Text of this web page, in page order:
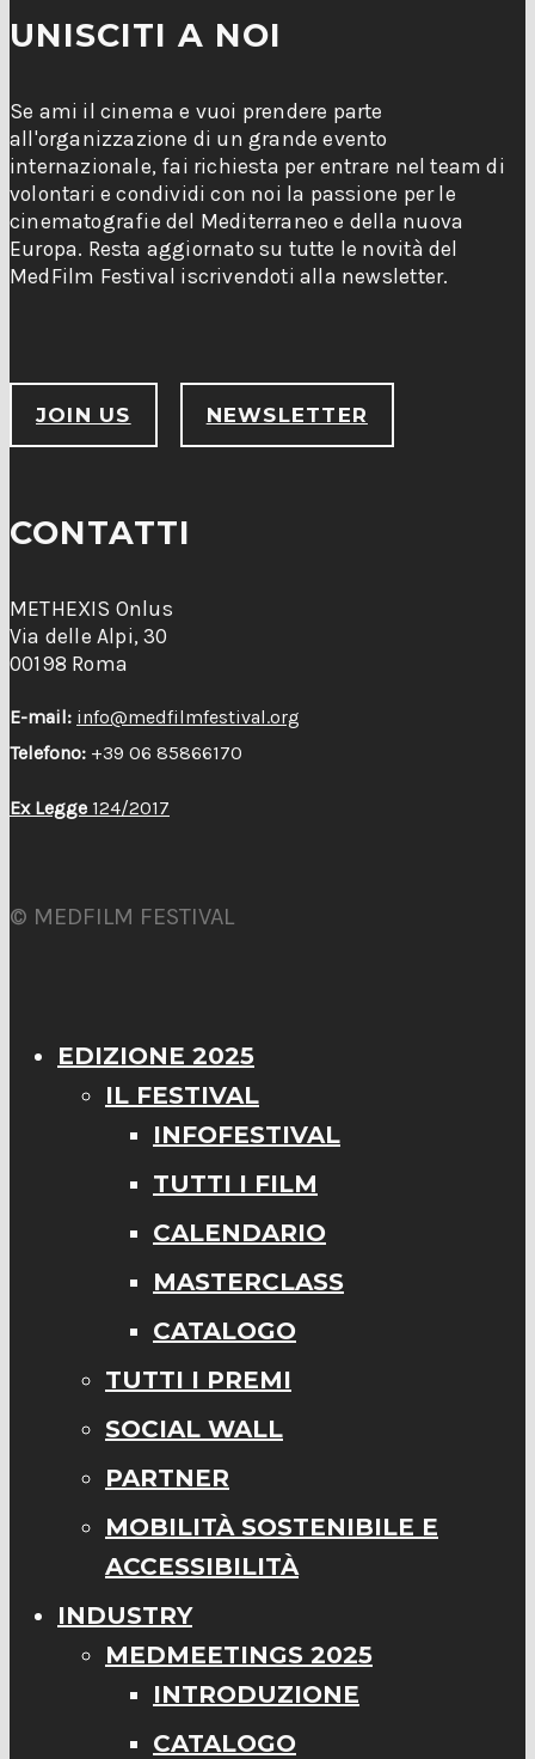
UNISCITI A NOI
Se ami il cinema e vuoi prendere parte
all'organizzazione di un grande evento
internazionale, fai richiesta per entrare nel team di
volontari e condividi con noi la passione per le
cinematografie del Mediterraneo e della nuova
Europa. Resta aggiornato su tutte le novità del
MedFilm Festival iscrivendoti alla newsletter.
JOIN US NEWSLETTER
CONTATTI
METHEXIS Onlus
Via delle Alpi, 30
00198 Roma
E-mail: info@medfilmfestival.org
Telefono: +39 06 85866170
Ex Legge 124/2017
© MEDFILM FESTIVAL
EDIZIONE 2025
IL FESTIVAL
INFOFESTIVAL
TUTTI I FILM
CALENDARIO
MASTERCLASS
CATALOGO
TUTTI I PREMI
SOCIAL WALL
PARTNER
MOBILITÀ SOSTENIBILE E
ACCESSIBILITÀ
INDUSTRY
MEDMEETINGS 2025
INTRODUZIONE
CATALOGO